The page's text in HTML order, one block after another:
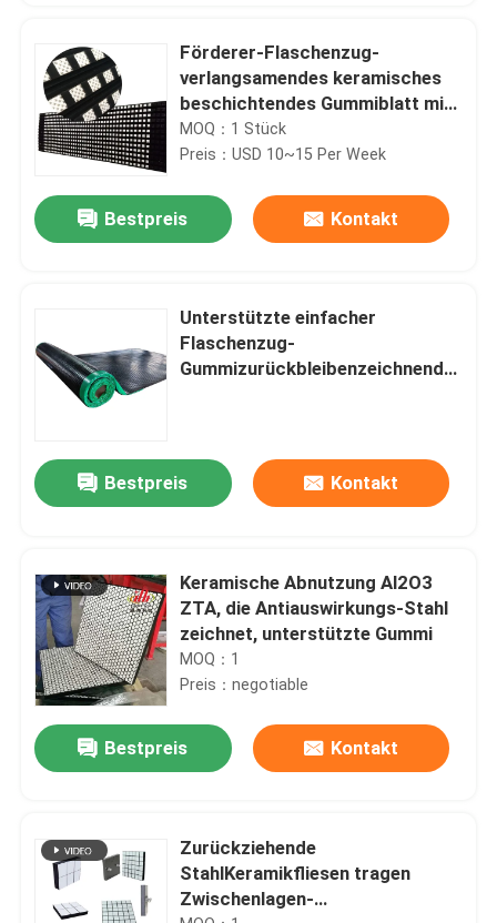
Förderer-Flaschenzug-
verlangsamendes keramisches
beschichtendes Gummiblatt mit
KN-Klebeschicht
MOQ：1 Stück
Preis：USD 10~15 Per Week
Bestpreis Kontakt
Unterstützte einfacher
Flaschenzug-
Gummizurückbleibenzeichnende
Bestpreis Kontakt
Keramische Abnutzung Al2O3
ZTA, die Antiauswirkungs-Stahl
zeichnet, unterstützte Gummi
MOQ：1
Preis：negotiable
Bestpreis Kontakt
Zurückziehende
StahlKeramikfliesen tragen
Zwischenlagen-